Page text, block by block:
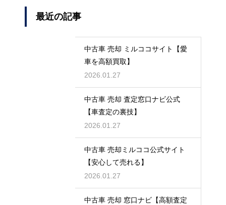
最近の記事
中古車 売却 ミルココサイト【愛
車を高額買取】
2026.01.27
中古車 売却 査定窓口ナビ公式
【車査定の裏技】
2026.01.27
中古車 売却ミルココ公式サイト
【安心して売れる】
2026.01.27
中古車 売却 窓口ナビ【高額査定